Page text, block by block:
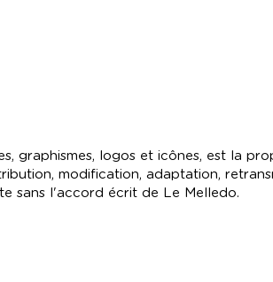
graphismes, logos et icônes, est la
modification, adaptation,
sans l'accord écrit de Le Melledo.